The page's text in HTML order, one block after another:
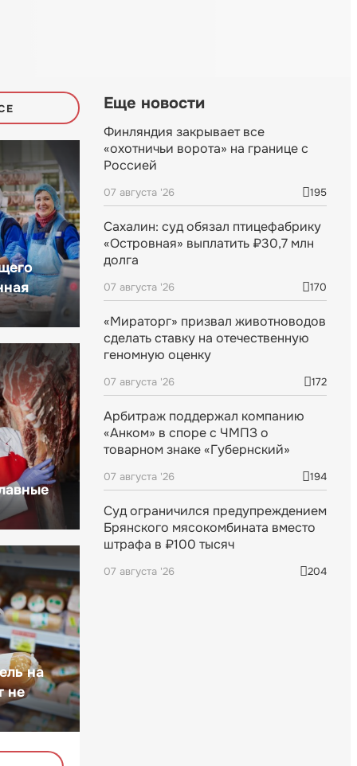
на
не
Еще новости
Финляндия закрывает все
«охотничьи ворота» на границе с
Россией
07 августа '26 195
Сахалин: суд обязал птицефабрику
«Островная» выплатить ₽30,7 млн
долга
07 августа '26 170
«Мираторг» призвал животноводов
сделать ставку на отечественную
геномную оценку
07 августа '26 172
Арбитраж поддержал компанию
«Анком» в споре с ЧМПЗ о
товарном знаке «Губернский»
07 августа '26 194
Суд ограничился предупреждением
Брянского мясокомбината вместо
штрафа в ₽100 тысяч
07 августа '26 204